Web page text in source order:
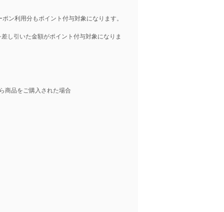
ン利用分もポイント付与対象になります。
し引いた金額がポイント付与対象になりま
商品をご購入された場合